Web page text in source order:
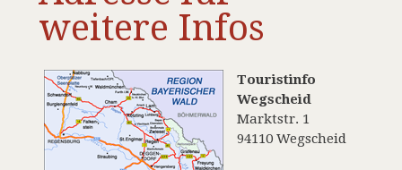
weitere Infos
Touristinfo
Wegscheid
Marktstr. 1
94110 Wegscheid